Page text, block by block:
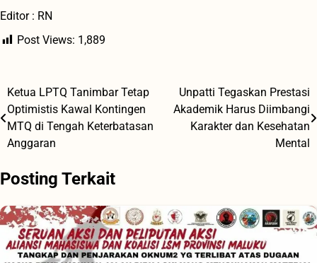
Editor : RN
Post Views: 1,889
Navigasi
pos
Ketua LPTQ Tanimbar Tetap
Optimistis Kawal Kontingen
MTQ di Tengah Keterbatasan
Anggaran
Unpatti Tegaskan Prestasi
Akademik Harus Diimbangi
Karakter dan Kesehatan
Mental
Posting Terkait